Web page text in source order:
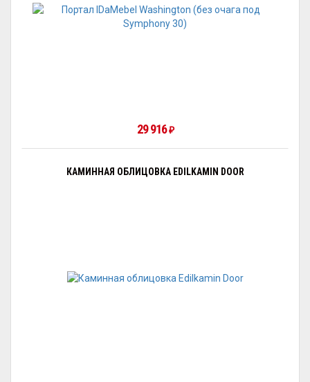
29 916 ₽
КАМИННАЯ ОБЛИЦОВКА EDILKAMIN DOOR